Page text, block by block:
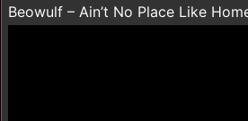
Beowulf – Ain’t No Place Like